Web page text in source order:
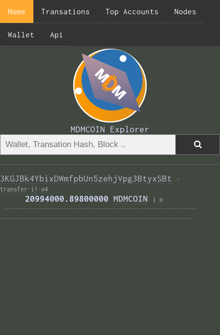
Home Transations Top Accounts Nodes
Wallet Api
MDMCOIN Explorer
3KGJBk4YbixDWmfpbUn5zehjVpg3BtyxSBt
·
transfer · i1 · o4
     20994000.89800000
MDMCOIN i o
———————————————————————————————————————
———————————————————————————————————————